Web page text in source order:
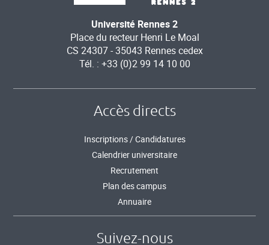
Université Rennes 2
Place du recteur Henri Le Moal
CS 24307 - 35043 Rennes cedex
Tél. : +33 (0)2 99 14 10 00
Accès directs
Inscriptions / Candidatures
Calendrier universitaire
Recrutement
Plan des campus
Annuaire
Suivez-nous